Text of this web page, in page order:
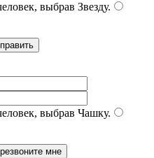
выбрав Звезду.
выбрав Чашку.